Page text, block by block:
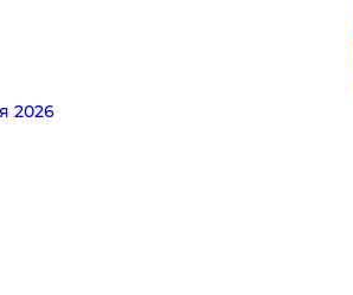
2026